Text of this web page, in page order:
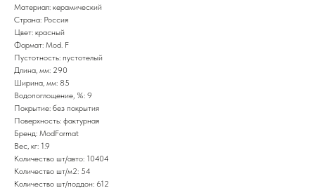
Материал: керамический
Страна: Россия
Цвет: красный
Формат: Mod. F
Пустотность: пустотелый
Длина, мм: 290
Ширина, мм: 85
Водопоглощение, %: 9
Покрытие: без покрытия
Поверхность: фактурная
Бренд: ModFormat
Вес, кг: 1.9
Количество шт/авто: 10404
Количество шт/м2: 54
Количество шт/поддон: 612